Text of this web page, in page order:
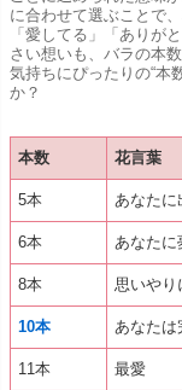
に合わせて選ぶことで
「愛してる」「ありが
さい想いも、バラの本
気持ちにぴったりの“本
か？
本数 花言葉
5本 あなたに
6本 あなたに
8本 思いやり
10本 あなたは
11本 最愛